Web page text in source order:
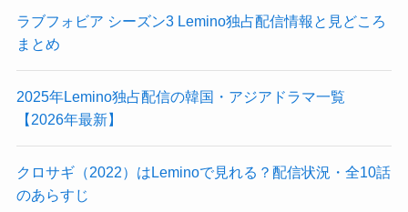
ラブフォビア シーズン3 Lemino独占配信情報と見どころ
まとめ
2025年Lemino独占配信の韓国・アジアドラマ一覧
【2026年最新】
クロサギ（2022）はLeminoで見れる？配信状況・全10話
のあらすじ